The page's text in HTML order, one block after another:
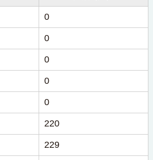
0
0
0
0
0
220
229